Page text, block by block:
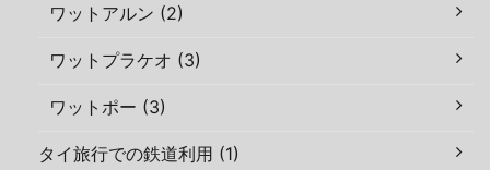
ワットアルン (2)
ワットプラケオ (3)
ワットポー (3)
タイ旅行での鉄道利用 (1)